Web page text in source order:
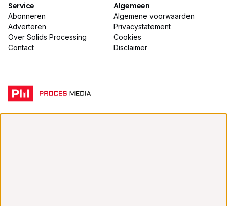
Service
Abonneren
Adverteren
Over Solids Processing
Contact
Algemeen
Algemene voorwaarden
Privacystatement
Cookies
Disclaimer